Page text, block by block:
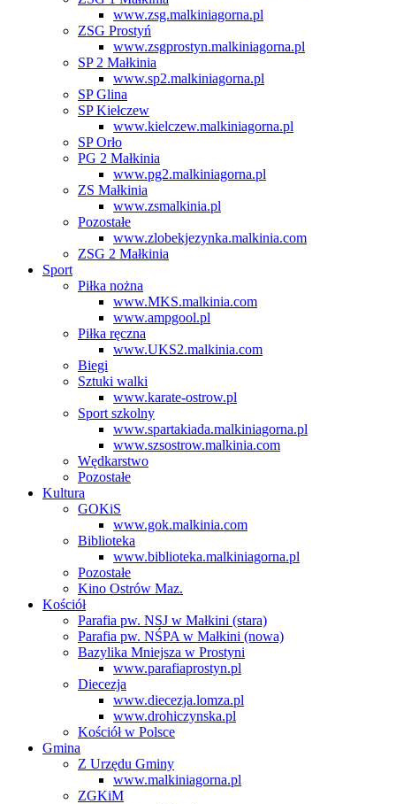
www.zsg.malkiniagorna.pl
ZSG Prostyń
www.zsgprostyn.malkiniagorna.pl
SP 2 Małkinia
www.sp2.malkiniagorna.pl
SP Glina
SP Kiełczew
www.kielczew.malkiniagorna.pl
SP Orło
PG 2 Małkinia
www.pg2.malkiniagorna.pl
ZS Małkinia
www.zsmalkinia.pl
Pozostałe
www.zlobekjezynka.malkinia.com
ZSG 2 Małkinia
Sport
Piłka nożna
www.MKS.malkinia.com
www.ampgool.pl
Piłka ręczna
www.UKS2.malkinia.com
Biegi
Sztuki walki
www.karate-ostrow.pl
Sport szkolny
www.spartakiada.malkiniagorna.pl
www.szsostrow.malkinia.com
Wędkarstwo
Pozostałe
Kultura
GOKiS
www.gok.malkinia.com
Biblioteka
www.biblioteka.malkiniagorna.pl
Pozostałe
Kino Ostrów Maz.
Kościół
Parafia pw. NSJ w Małkini (stara)
Parafia pw. NŚPA w Małkini (nowa)
Bazylika Mniejsza w Prostyni
www.parafiaprostyn.pl
Diecezja
www.diecezja.lomza.pl
www.drohiczynska.pl
Kościół w Polsce
Gmina
Z Urzędu Gminy
www.malkiniagorna.pl
ZGKiM